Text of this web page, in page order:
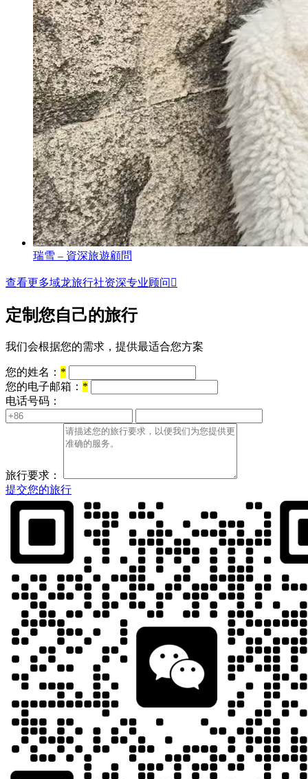
瑞雪 – 資深旅遊顧問
查看更多域龙旅行社资深专业顾问 
定制您自己的旅行
我们会根据您的需求，提供最适合您方案
您的姓名： *
您的电子邮箱： *
电话号码：
旅行要求：
提交您的旅行